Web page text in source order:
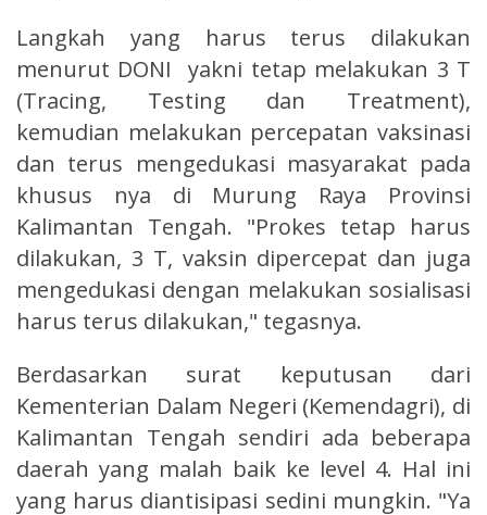
Langkah yang harus terus dilakukan
menurut DONI yakni tetap melakukan 3 T
(Tracing, Testing dan Treatment),
kemudian melakukan percepatan vaksinasi
dan terus mengedukasi masyarakat pada
khusus nya di Murung Raya Provinsi
Kalimantan Tengah. "Prokes tetap harus
dilakukan, 3 T, vaksin dipercepat dan juga
mengedukasi dengan melakukan sosialisasi
harus terus dilakukan," tegasnya.
Berdasarkan surat keputusan dari
Kementerian Dalam Negeri (Kemendagri), di
Kalimantan Tengah sendiri ada beberapa
daerah yang malah baik ke level 4. Hal ini
yang harus diantisipasi sedini mungkin. "Ya